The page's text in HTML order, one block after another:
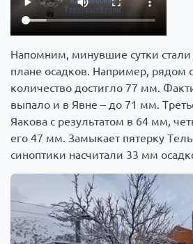
Напомним, минувшие сутки
плане осадков. Например, рядом
количество достигло 77 мм.
выпало и в Явне – до 71 мм.
Яакова с результатом в 64 мм,
его 47 мм. Замыкает пятерку
синоптики насчитали 33 мм